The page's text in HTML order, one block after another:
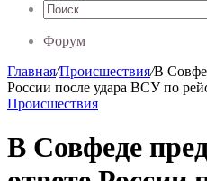
Форум
Главная/Происшествия/В
России после удара ВСУ по
Происшествия
В Совфеде